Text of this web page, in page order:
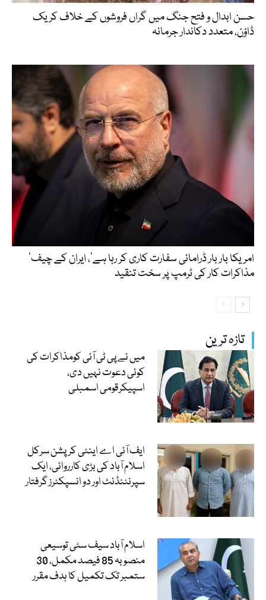
تازہ ترین
میں نے پی ٹی آئی کومذاکرات کی
کوئی دعوت نہیں دی،
اسپیکرقومی اسمبلی
ایف آئی اے اینٹی کرپشن سرکل
اسلام آباد کی بڑی کارروائی، ایک
سپرنٹنڈنٹ اور دو انسپکٹرز گرفتار
اسلام آباد سیف سٹی توسیعی
منصوبہ 85 فیصد مکمل، 30
ستمبر تک تکمیل کا ہدف مقرر
حسن ابدال و فتح جنگ میں گراں فروشوں کے خلاف کریک
ڈاؤن، متعدد دکاندار جرمانہ
’امریکا بار بار ڈرامائی سفارت کاری کر رہا ہے‘، ایران کے چیف
مذاکرات کار کی ٹرمپ پر سخت تنقید